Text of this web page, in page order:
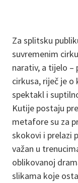
Za splitsku
suvremenim
narativ, a tijelo –
cirkusa, riječ je
spektakl i
Kutije postaju
metafore su za
skokovi i prelazi
važan u
oblikovanoj
slikama koje